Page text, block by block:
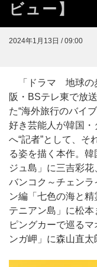
ビュー】
2024年1月13日 / 09:00
「ドラマ 地球の
阪・BSテレ東で放
た“海外旅行のバイ
好き芸能人が韓国
へ“記者”として、そ
る姿を描く本作。
ジュ島」に三吉彩
バンコク～チェン
ン編「七色の海と
テニアン島」に松
ピングカーで巡る
ンガ岬」に森山直太